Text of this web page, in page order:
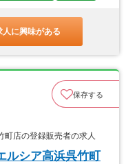
人に興味がある
保存する
店の登録販売者の求人
ルシア高浜呉竹町